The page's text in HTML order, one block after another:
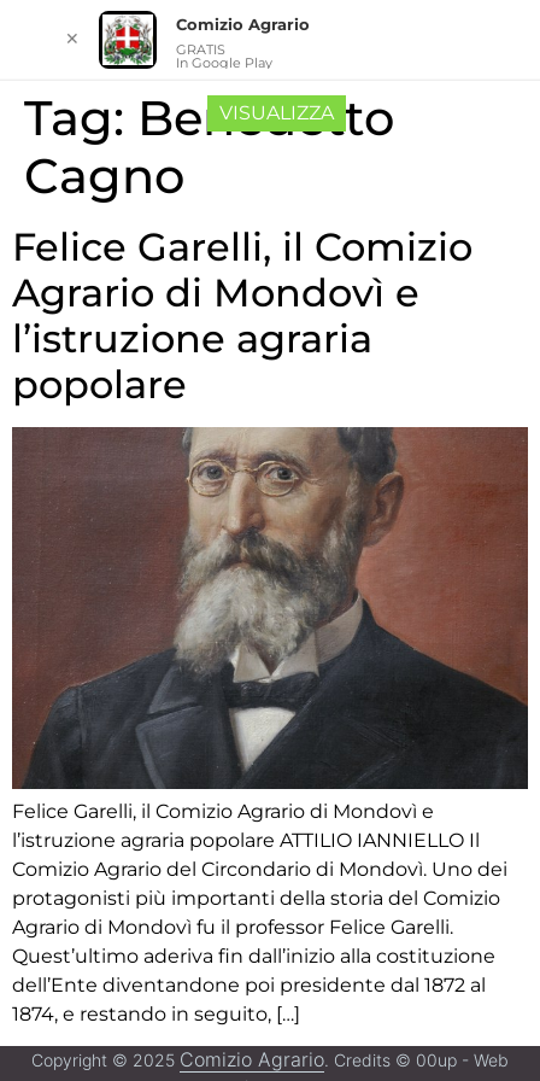
Tag: Benedetto
Cagno
Felice Garelli, il Comizio
Agrario di Mondovì e
l’istruzione agraria
popolare
Felice Garelli, il Comizio Agrario di Mondovì e
l’istruzione agraria popolare ATTILIO IANNIELLO Il
Comizio Agrario del Circondario di Mondovì. Uno dei
protagonisti più importanti della storia del Comizio
Agrario di Mondovì fu il professor Felice Garelli.
Quest’ultimo aderiva fin dall’inizio alla costituzione
dell’Ente diventandone poi presidente dal 1872 al
1874, e restando in seguito, […]
Copyright © 2025 Comizio Agrario. Credits © 00up - Web
✕
Comizio Agrario
GRATIS
In Google Play
VISUALIZZA